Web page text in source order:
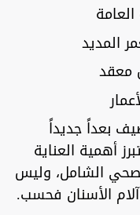
المديد
معقد
بعداً جديداً
أهمية العناية
الشامل، وليس
الأسنان فحسب.